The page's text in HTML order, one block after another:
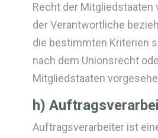
Recht der Mitgliedstaaten
der Verantwortliche
die bestimmten Kriterien
nach dem Unionsrecht
Mitgliedstaaten
h)
Auftragsverarbeiter ist